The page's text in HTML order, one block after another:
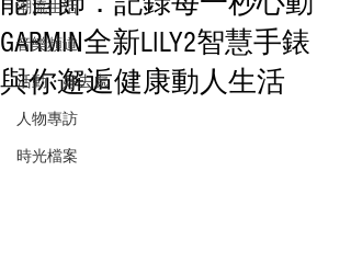
潮流生活
音樂頻道
活動・好去處
人物專訪
時光檔案
GARMIN全新LILY2智慧手錶
與你邂逅健康動人生活